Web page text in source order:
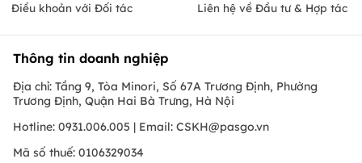
Điều khoản với Đối tác
Liên hệ về Đầu tư & Hợp tác
Thông tin doanh nghiệp
Địa chỉ: Tầng 9, Tòa Minori, Số 67A Trương Định, Phường
Trương Định, Quận Hai Bà Trưng, Hà Nội
Hotline: 0931.006.005 | Email: CSKH@pasgo.vn
Mã số thuế: 0106329034